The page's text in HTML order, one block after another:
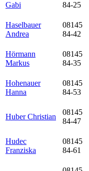
Gabi
84-25
Haselbauer
Andrea
08145
84-42
Hörmann
Markus
08145
84-35
Hohenauer
Hanna
08145
84-53
Huber Christian
08145
84-47
Hudec
Franziska
08145
84-61